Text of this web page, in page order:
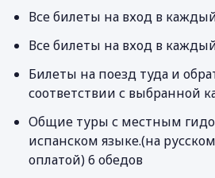
Все билеты на вход в
Все билеты на вход в
Билеты на поезд туда и
соответствии с выбранной
Общие туры с местным
испанском языке.(на
оплатой) 6 обедов